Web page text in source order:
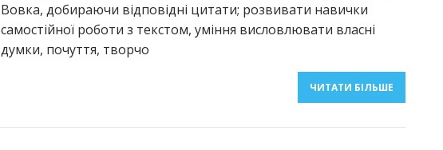
Вовка, добираючи відповідні цитати; розвивати навички
самостійної роботи з текстом, уміння висловлювати власні
думки, почуття, творчо
ЧИТАТИ БІЛЬШЕ